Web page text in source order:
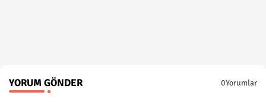
YORUM GÖNDER 0Yorumlar